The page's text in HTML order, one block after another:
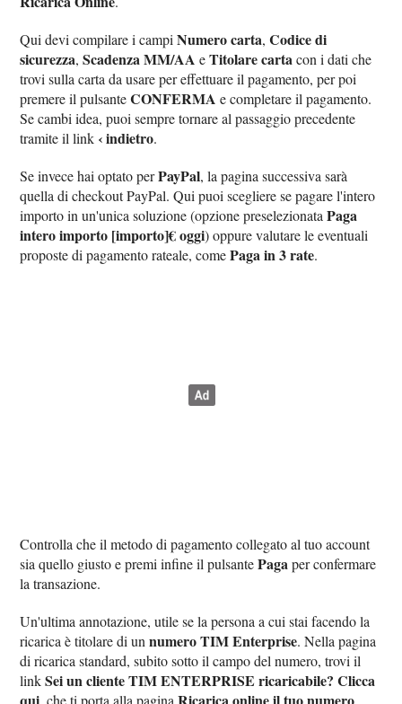
Qui devi compilare i campiNumero carta,Codice di
sicurezza,Scadenza MM/AA eTitolare cartacon i dati che
trovi sulla carta da usare per effettuare il pagamento, per poi
premere il pulsanteCONFERMA e completare il pagamento.
Se cambi idea, puoi sempre tornare al passaggio precedente
tramite il link ‹ indietro.
Se invece hai optato perPayPal, la pagina successiva sarà
quella di checkout PayPal. Qui puoi scegliere se pagare l'intero
importo in un'unica soluzione (opzione preselezionataPaga
intero importo [importo]€ oggi) oppure valutare le eventuali
proposte di pagamento rateale, comePaga in 3 rate.
Controlla che il metodo di pagamento collegato al tuo account
sia quello giusto e premi infine il pulsantePagaper confermare
la transazione.
Un'ultima annotazione, utile se la persona a cui stai facendo la
ricarica è titolare di unnumero TIM Enterprise. Nella pagina
di ricarica standard, subito sotto il campo del numero, trovi il
linkSei un cliente TIM ENTERPRISE ricaricabile? Clicca
, che ti porta alla pagina